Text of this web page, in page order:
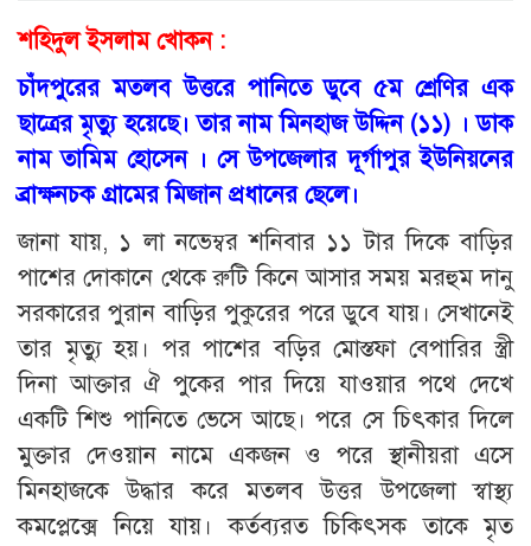
শহিদুল ইসলাম খোকন :
চাঁদপুরের মতলব উত্তরে পানিতে ডুবে ৫ম শ্রেণির এক
ছাত্রের মৃত্যু হয়েছে। তার নাম মিনহাজ উদ্দিন (১১) । ডাক
নাম তামিম হোসেন । সে উপজেলার দূর্গাপুর ইউনিয়নের
ব্রাক্ষনচক গ্রামের মিজান প্রধানের ছেলে।
জানা যায়, ১ লা নভেম্বর শনিবার ১১ টার দিকে বাড়ির
পাশের দোকানে থেকে রুটি কিনে আসার সময় মরহুম দানু
সরকারের পুরান বাড়ির পুকুরের পরে ডুবে যায়। সেখানেই
তার মৃত্যু হয়। পর পাশের বড়ির মোস্তফা বেপারির স্ত্রী
দিনা আক্তার ঐ পুকের পার দিয়ে যাওয়ার পথে দেখে
একটি শিশু পানিতে ভেসে আছে। পরে সে চিৎকার দিলে
মুক্তার দেওয়ান নামে একজন ও পরে স্থানীয়রা এসে
মিনহাজকে উদ্ধার করে মতলব উত্তর উপজেলা স্বাস্থ্য
কমপ্লেক্সে নিয়ে যায়। কর্তব্যরত চিকিৎসক তাকে মৃত